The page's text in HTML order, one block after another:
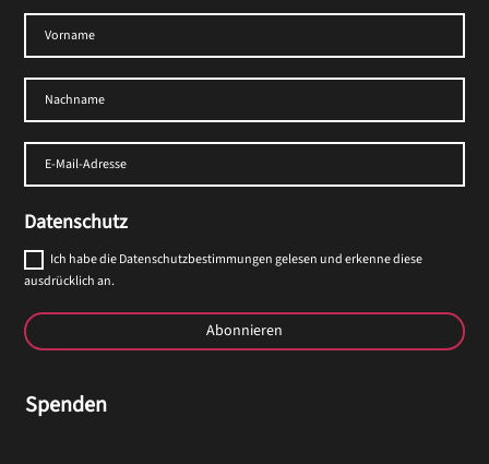
Datenschutz
Ich habe die Datenschutzbestimmungen gelesen und erkenne diese
ausdrücklich an.
Abonnieren
Spenden